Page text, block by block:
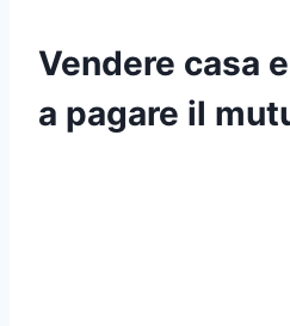
Vendere casa
a pagare il